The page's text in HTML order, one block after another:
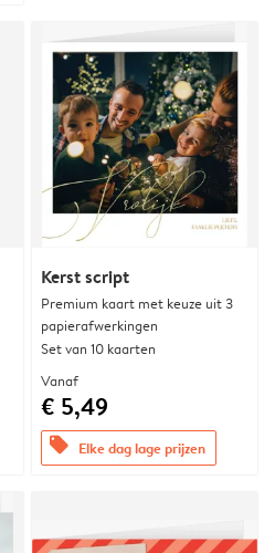
Kerst script
Premium kaart met keuze uit 3
papierafwerkingen
Set van 10 kaarten
Vanaf
€ 5,49
offers Elke dag lage prijzen